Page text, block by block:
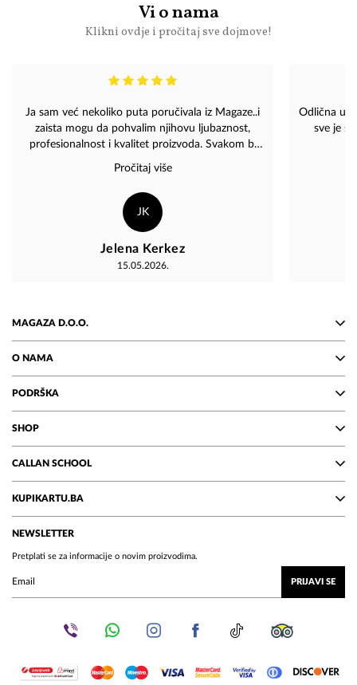
Vi o nama
Klikni ovdje i pročitaj sve dojmove!
Ja sam već nekoliko puta poručivala iz Magaze..i
zaista mogu da pohvalim njihovu ljubaznost,
profesionalnost i kvalitet proizvoda. Svakom bi
preporučila da poruči iz Magaze nešto po svom
izboru, vjerujete, brzo će vam stići i bićete
zadovoljni. Zaista visok nivo.
Pročitaj više
JK
Jelena Kerkez
15.05.2026.
Odlična
sve je
MAGAZA D.O.O.
O NAMA
PODRŠKA
SHOP
CALLAN SCHOOL
KUPIKARTU.BA
NEWSLETTER
Pretplati se za informacije o novim proizvodima.
PRIJAVI SE